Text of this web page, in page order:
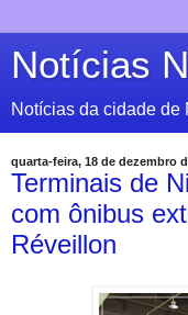
Notícias
Notícias da cidade de
quarta-feira, 18 de dezembro
Terminais de
com ônibus
Réveillon